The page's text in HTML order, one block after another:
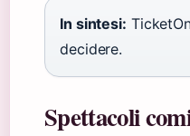
In sintesi:
decidere.
Spettacoli